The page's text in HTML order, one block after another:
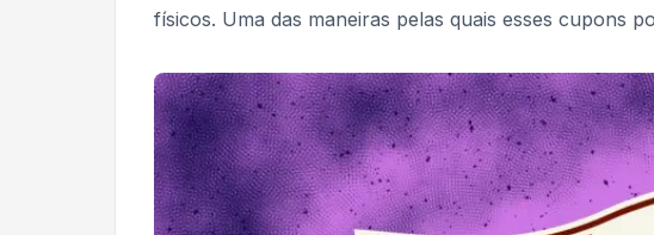
físicos. Uma das maneiras pelas quais esses cupons